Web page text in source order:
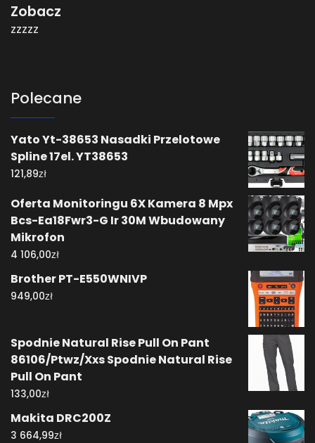
Zobacz
zzzzz
Polecane
Yato Yt-38653 Nasadki Przelotowe
Spline 17el. YT38653
121,89zł
Oferta Monitoringu 6X Kamera 8 Mpx
Bcs-Ea18Fwr3-G Ir 30M Wbudowany
Mikrofon
4 106,00zł
Brother PT-E550WNIVP
949,00zł
Spodnie Natural Rise Pull On Pant
86106/Ptwz/Xxs Spodnie Natural Rise
Pull On Pant
133,00zł
Makita DRC200Z
3 664,99zł